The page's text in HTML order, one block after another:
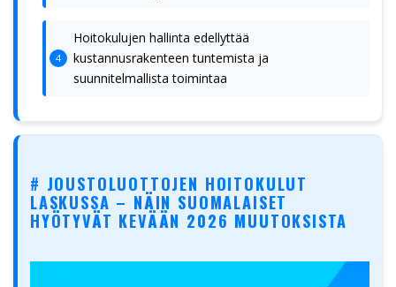
Hoitokulujen hallinta edellyttää
kustannusrakenteen tuntemista ja
suunnitelmallista toimintaa
# JOUSTOLUOTTOJEN HOITOKULUT
LASKUSSA – NÄIN SUOMALAISET
HYÖTYVÄT KEVÄÄN 2026 MUUTOKSISTA